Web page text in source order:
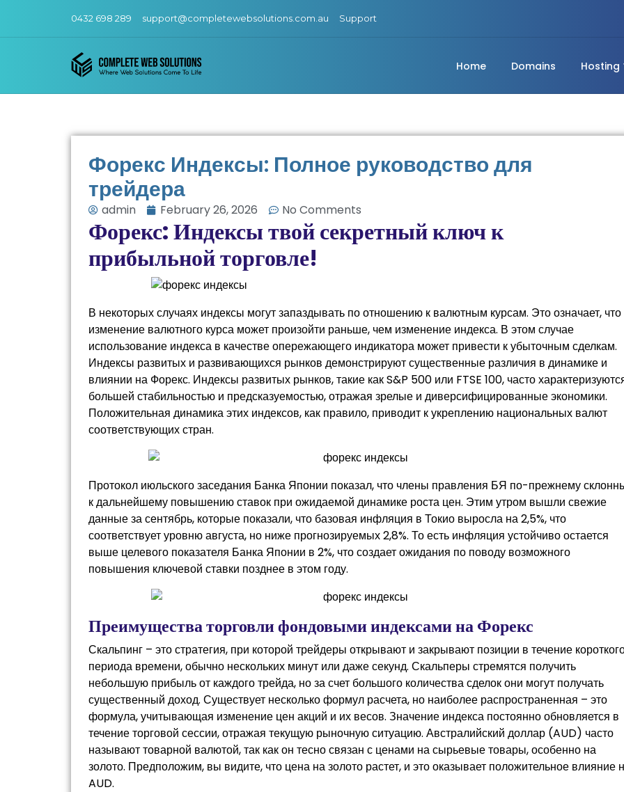
0432 698 289 support@completewebsolutions.com.au Support
Home Domains Hosting
Форекс Индексы: Полное руководство для
трейдера
admin February 26, 2026 No Comments
Форекс: Индексы твой секретный ключ к
прибыльной торговле!
В некоторых случаях индексы могут запаздывать по отношению к валютным курсам. Это означает, что
изменение валютного курса может произойти раньше, чем изменение индекса. В этом случае
использование индекса в качестве опережающего индикатора может привести к убыточным сделкам.
Индексы развитых и развивающихся рынков демонстрируют существенные различия в динамике и
влиянии на Форекс. Индексы развитых рынков, такие как S&P 500 или FTSE 100, часто
большей стабильностью и предсказуемостью, отражая зрелые и диверсифицированные экономики.
Положительная динамика этих индексов, как правило, приводит к укреплению национальных валют
соответствующих стран.
Протокол июльского заседания Банка Японии показал, что члены правления БЯ по-прежнему
к дальнейшему повышению ставок при ожидаемой динамике роста цен. Этим утром вышли свежие
данные за сентябрь, которые показали, что базовая инфляция в Токио выросла на 2,5%, что
соответствует уровню августа, но ниже прогнозируемых 2,8%. То есть инфляция устойчиво остается
выше целевого показателя Банка Японии в 2%, что создает ожидания по поводу возможного
повышения ключевой ставки позднее в этом году.
Преимущества торговли фондовыми индексами на Форекс
Скальпинг – это стратегия, при которой трейдеры открывают и закрывают позиции в течение
периода времени, обычно нескольких минут или даже секунд. Скальперы стремятся получить
небольшую прибыль от каждого трейда, но за счет большого количества сделок они могут получать
существенный доход. Существует несколько формул расчета, но наиболее распространенная – это
формула, учитывающая изменение цен акций и их весов. Значение индекса постоянно обновляется в
течение торговой сессии, отражая текущую рыночную ситуацию. Австралийский доллар (AUD) часто
называют товарной валютой, так как он тесно связан с ценами на сырьевые товары, особенно на
золото. Предположим, вы видите, что цена на золото растет, и это оказывает положительное влияние
AUD.